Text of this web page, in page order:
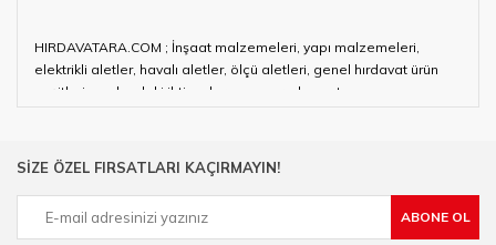
HIRDAVATARA.COM ; İnşaat malzemeleri, yapı malzemeleri,
elektrikli aletler, havalı aletler, ölçü aletleri, genel hırdavat ürün
çeşitleri ve alandaki ihtiyaçlarınızın neredeyse tamamını
çalışan HIRDAVATARA.COM geniş ürün yelpazesi ile siz değerli
Ülkemizde özellikle gelişen sanayi, inşaat ve fabrikalaşma
SİZE ÖZEL FIRSATLARI KAÇIRMAYIN!
ABONE OL